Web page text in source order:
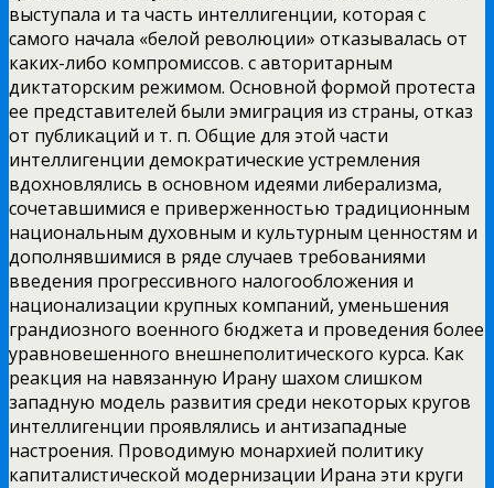
выступала и та часть интеллигенции, которая с
самого начала «белой революции» отказывалась от
каких-либо компромиссов. с авторитарным
диктаторским режимом. Основной формой протеста
ее представителей были эмиграция из страны, отказ
от публикаций и т. п. Общие для этой части
интеллигенции демократические устремления
вдохновлялись в основном идеями либерализма,
сочетавшимися е приверженностью традиционным
национальным духовным и культурным ценностям и
дополнявшимися в ряде случаев требованиями
введения прогрессивного налогообложения и
национализации крупных компаний, уменьшения
грандиозного военного бюджета и проведения более
уравновешенного внешнеполитического курса. Как
реакция на навязанную Ирану шахом слишком
западную модель развития среди некоторых кругов
интеллигенции проявлялись и антизападные
настроения. Проводимую монархией политику
капиталистической модернизации Ирана эти круги